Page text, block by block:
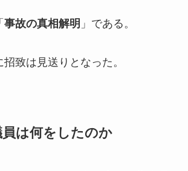
事故の真相解明 」である。
致は見送りとなった。
は何をしたのか